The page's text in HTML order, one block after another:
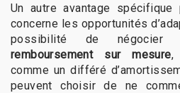
Un autre avantage
concerne les opportunités
possibilité de
remboursement sur mesure,
comme un différé
peuvent choisir de ne